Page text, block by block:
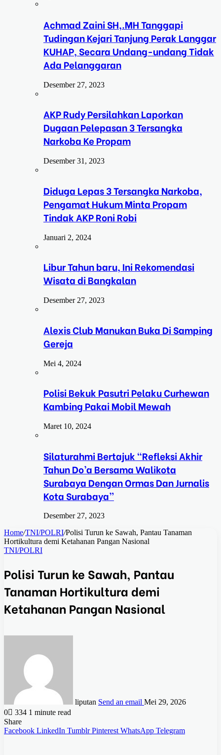
Achmad Zaini SH,.MH Tanggapi
Tudingan Kejari Tanjung Perak Langgar
KUHAP, Secara Undang-undang Tidak
Ada Pelanggaran
Desember 27, 2023
AKP Rudy Persilahkan Laporkan
Dugaan Pelepasan 3 Tersangka
Narkoba Ke Propam
Desember 31, 2023
Diduga Lepas 3 Tersangka Narkoba,
Pengamat Hukum Minta Propam
Tindak AKP Roni Robi
Januari 2, 2024
Libur Tahun baru, Ini Rekomendasi
Wisata di Bangkalan
Desember 27, 2023
Alexis Club Manukan Buka Di Samping
Gereja
Mei 4, 2024
Polisi Bekuk Pasutri Pelaku Curhewan
Kambing Pakai Mobil Mewah
Maret 10, 2024
Silaturahmi Bertajuk “Refleksi Akhir
Tahun Do’a Bersama Walikota
Surabaya Dengan Ormas Dan Jurnalis
Kota Surabaya”
Desember 27, 2023
Home/TNI/POLRI/Polisi Turun ke Sawah, Pantau Tanaman
Hortikultura demi Ketahanan Pangan Nasional
TNI/POLRI
Polisi Turun ke Sawah, Pantau
Tanaman Hortikultura demi
Ketahanan Pangan Nasional
liputan Send an email Mei 29, 2026
0
334 1 minute read
Share
Facebook LinkedIn Tumblr Pinterest WhatsApp Telegram